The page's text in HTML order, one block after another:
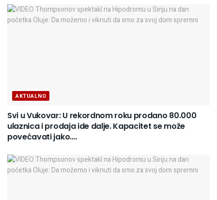
AKTUALNO
Svi u Vukovar: U rekordnom roku prodano 80.000
ulaznica i prodaja ide dalje. Kapacitet se može
povećavati jako….